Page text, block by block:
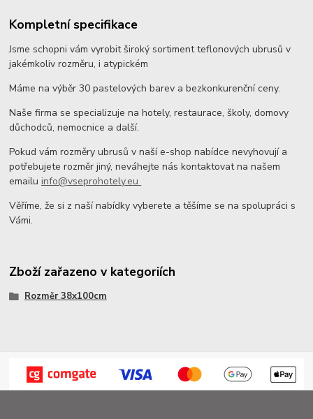
Kompletní specifikace
Jsme schopni vám vyrobit široký sortiment teflonových ubrusů v
jakémkoliv rozměru, i atypickém
Máme na výběr 30 pastelových barev a bezkonkurenční ceny.
Naše firma se specializuje na hotely, restaurace, školy, domovy
důchodců, nemocnice a další.
Pokud vám rozměry ubrusů v naší e-shop nabídce nevyhovují a
potřebujete rozměr jiný, neváhejte nás kontaktovat na našem
emailuinfo@vseprohotely.eu
Věříme, že si z naší nabídky vyberete a těšíme se na spolupráci s
Vámi.
Zboží zařazeno v kategoriích
Rozměr 38x100cm